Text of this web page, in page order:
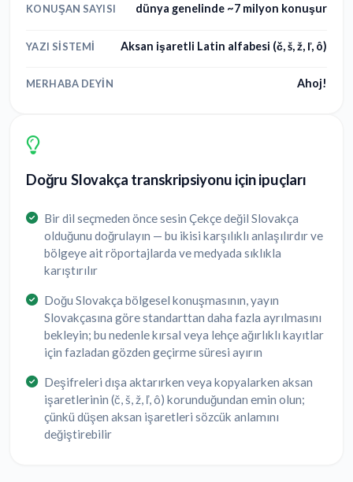
KONUŞAN SAYISI dünya genelinde ~7 milyon konuşur
YAZI SISTEMI Aksan işaretli Latin alfabesi (č, š, ž, ľ, ô)
MERHABA DEYIN Ahoj!
Doğru Slovakça transkripsiyonu için ipuçları
Bir dil seçmeden önce sesin Çekçe değil Slovakça
olduğunu doğrulayın — bu ikisi karşılıklı anlaşılırdır ve
bölgeye ait röportajlarda ve medyada sıklıkla
karıştırılır
Doğu Slovakça bölgesel konuşmasının, yayın
Slovakçasına göre standarttan daha fazla ayrılmasını
bekleyin; bu nedenle kırsal veya lehçe ağırlıklı kayıtlar
için fazladan gözden geçirme süresi ayırın
Deşifreleri dışa aktarırken veya kopyalarken aksan
işaretlerinin (č, š, ž, ľ, ô) korunduğundan emin olun;
çünkü düşen aksan işaretleri sözcük anlamını
değiştirebilir